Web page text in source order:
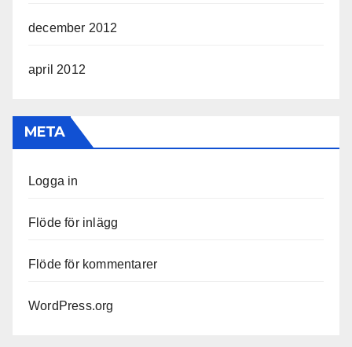
december 2012
april 2012
META
Logga in
Flöde för inlägg
Flöde för kommentarer
WordPress.org